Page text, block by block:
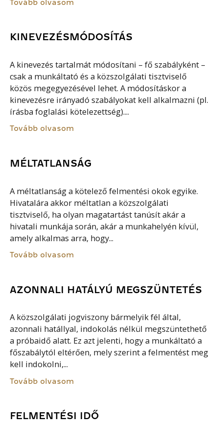
Tovább olvasom
KINEVEZÉSMÓDOSÍTÁS
A kinevezés tartalmát módosítani – fő szabályként –
csak a munkáltató és a közszolgálati tisztviselő
közös megegyezésével lehet. A módosításkor a
kinevezésre irányadó szabályokat kell alkalmazni (pl.
írásba foglalási kötelezettség)....
Tovább olvasom
MÉLTATLANSÁG
A méltatlanság a kötelező felmentési okok egyike.
Hivatalára akkor méltatlan a közszolgálati
tisztviselő, ha olyan magatartást tanúsít akár a
hivatali munkája során, akár a munkahelyén kívül,
amely alkalmas arra, hogy...
Tovább olvasom
AZONNALI HATÁLYÚ MEGSZÜNTETÉS
A közszolgálati jogviszony bármelyik fél által,
azonnali hatállyal, indokolás nélkül megszüntethető
a próbaidő alatt. Ez azt jelenti, hogy a munkáltató a
főszabálytól eltérően, mely szerint a felmentést meg
kell indokolni,...
Tovább olvasom
FELMENTÉSI IDŐ